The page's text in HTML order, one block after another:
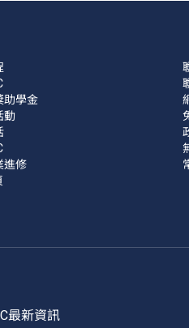
助學金
動
進修
最新資訊